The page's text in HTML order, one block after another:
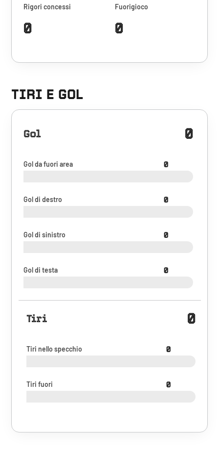
Rigori concessi
0
Fuorigioco
0
TIRI E GOL
Gol 0
Gol da fuori area 0
Gol di destro 0
Gol di sinistro 0
Gol di testa 0
Tiri 0
Tiri nello specchio 0
Tiri fuori 0